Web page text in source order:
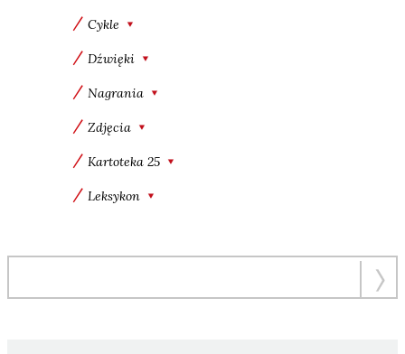
Cykle
Dźwięki
Nagrania
Zdjęcia
Kartoteka 25
Leksykon